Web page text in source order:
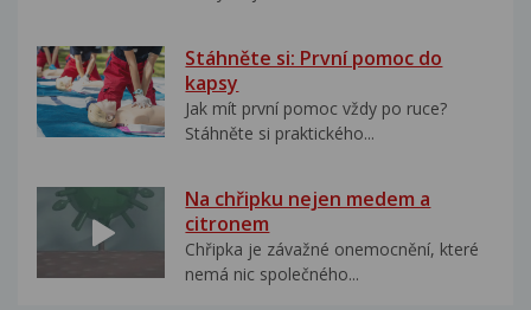
Stáhněte si: První pomoc do
kapsy
Jak mít první pomoc vždy po ruce?
Stáhněte si praktického...
Na chřipku nejen medem a
citronem
Chřipka je závažné onemocnění, které
nemá nic společného...